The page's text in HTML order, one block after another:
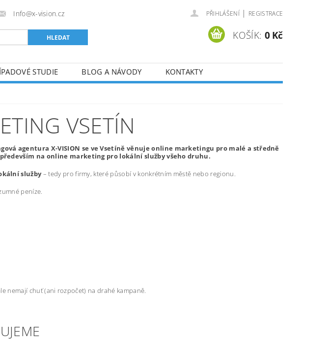
Info@x-vision.cz PŘIHLÁŠENÍ | REGISTRACE
KOŠÍK: 0 Kč
STUDIE BLOG A NÁVODY KONTAKTY
VSETÍN
agentura X-VISION se ve Vsetíně věnuje online marketingu pro malé a středně
na online marketing pro lokální služby všeho druhu.
služby– tedy pro firmy, které působí v konkrétním městě nebo regionu.
peníze.
nemají chuť (ani rozpočet) na drahé kampaně.